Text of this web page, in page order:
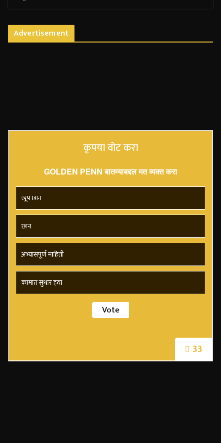
Advertisement
33
कृपया वोट करा
GOLDEN PENN बातम्याबद्दल मत व्यक्त करा
खूप छान
छान
अभ्यासपूर्ण माहिती
कामात सुधार हवा